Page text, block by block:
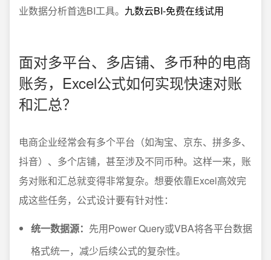
业数据分析首选BI工具。 九数云BI-免费在线试用
面对多平台、多店铺、多币种的电商
账务，Excel公式如何实现快速对账
和汇总？
电商企业经常会有多个平台（如淘宝、京东、拼多多、
抖音）、多个店铺，甚至涉及不同币种。这样一来，账
务对账和汇总就变得非常复杂。想要依靠Excel高效完
成这些任务，公式设计要有针对性：
统一数据源： 先用Power Query或VBA将各平台数据
格式统一，减少后续公式的复杂性。